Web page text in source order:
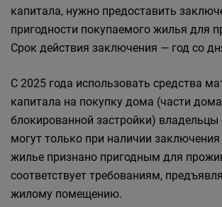
капитала, нужно предоставить
пригодности покупаемого жилья для
Срок действия заключения — год со
С 2025 года использовать средства
капитала на покупку дома (части
блокированной застройки) владельцы
могут только при наличии
жилье признано пригодным для
соответствует требованиям,
жилому помещению.